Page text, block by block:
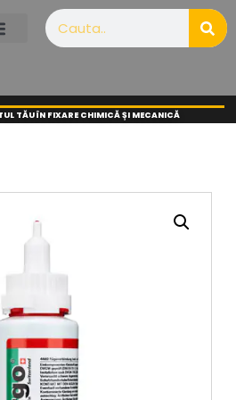
TĂU ÎN FIXARE CHIMICĂ ȘI MECANICĂ